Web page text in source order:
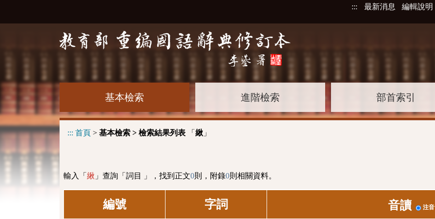
::: 最新消息 編輯說明
基本檢索 進階檢索 部首索引
::: 首頁 > 基本檢索 > 檢索結果列表 「 䋺 」
輸入「 䋺 」查詢「詞目 」，找到正文0則，附錄0則相關資料。
編號 字詞 音讀 注音